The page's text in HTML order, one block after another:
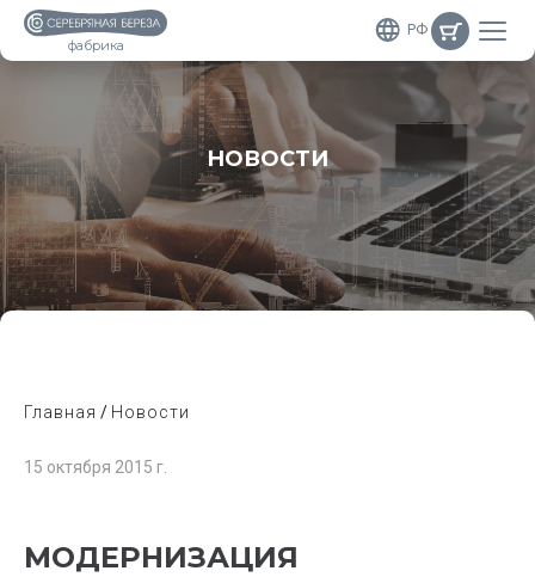
фабрика
РФ
НОВОСТИ
Главная Новости
15 октября 2015 г.
МОДЕРНИЗАЦИЯ